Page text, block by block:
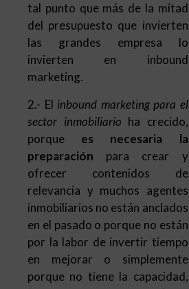
tal punto que más de la mitad
del presupuesto que invierten
las grandes empresa lo
invierten en inbound
marketing.
2.- El inbound marketing para el
sector inmobiliario ha crecido,
porque es necesaria la
preparación para crear y
ofrecer contenidos de
relevancia y muchos agentes
inmobiliarios no están anclados
en el pasado o porque no están
por la labor de invertir tiempo
en mejorar o simplemente
porque no tiene la capacidad,